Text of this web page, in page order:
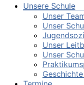
Unsere Schule
Unser
Unser
Unser
Unser